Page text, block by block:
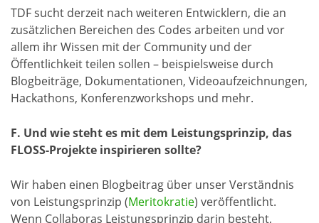
TDF sucht derzeit nach weiteren Entwicklern, die an
zusätzlichen Bereichen des Codes arbeiten und vor
allem ihr Wissen mit der Community und der
Öffentlichkeit teilen sollen – beispielsweise durch
Blogbeiträge, Dokumentationen, Videoaufzeichnungen,
Hackathons, Konferenzworkshops und mehr.
F. Und wie steht es mit dem Leistungsprinzip, das
FLOSS-Projekte inspirieren sollte?
Wir haben einen Blogbeitrag über unser Verständnis
von Leistungsprinzip (Meritokratie) veröffentlicht.
Wenn Collaboras Leistungsprinzip darin besteht,